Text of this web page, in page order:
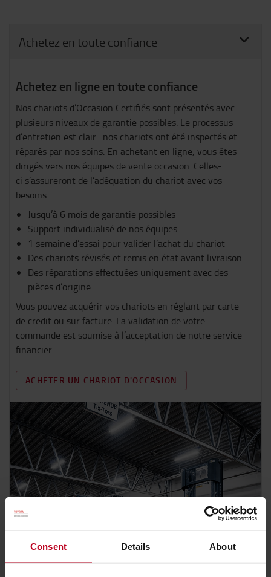
Consent Details About
Achetez en toute confiance
Achetez en ligne en toute confiance
Nos chariots d’Occasion Certifiés sont présentés avec
plusieurs niveaux de garantie possibles. Le processus
d’entretien est clair : nos chariots ont été inspectés et
réparés par nos soins. En achetant en ligne, vous êtes
dirigés vers nos équipes de vente occasion. Celles-
ci s’assureront de l’adéquation du chariot avec vos
besoins.
Jusqu’à 6 mois de garantie possibles
Support individualisé de nos équipes
1 semaine d’essai pour valider l’achat du chariot
Des chariots révisés et remis en état avant livraison
Des réparations effectuées uniquement avec des
pièces d’origine
Vous pouvez acquérir vos chariots en réglant par carte
de credit ou sur facture. La validation de votre
commande est soumise à l’acceptation de notre service
financier.
ACHETER UN CHARIOT D'OCCASION